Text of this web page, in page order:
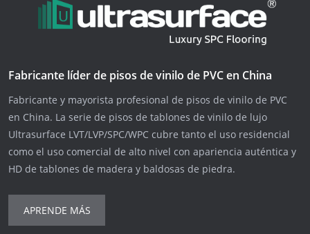
Fabricante líder de pisos de vinilo de PVC en China
Fabricante y mayorista profesional de pisos de vinilo de PVC
en China. La serie de pisos de tablones de vinilo de lujo
Ultrasurface LVT/LVP/SPC/WPC cubre tanto el uso residencial
como el uso comercial de alto nivel con apariencia auténtica y
HD de tablones de madera y baldosas de piedra.
APRENDE MÁS